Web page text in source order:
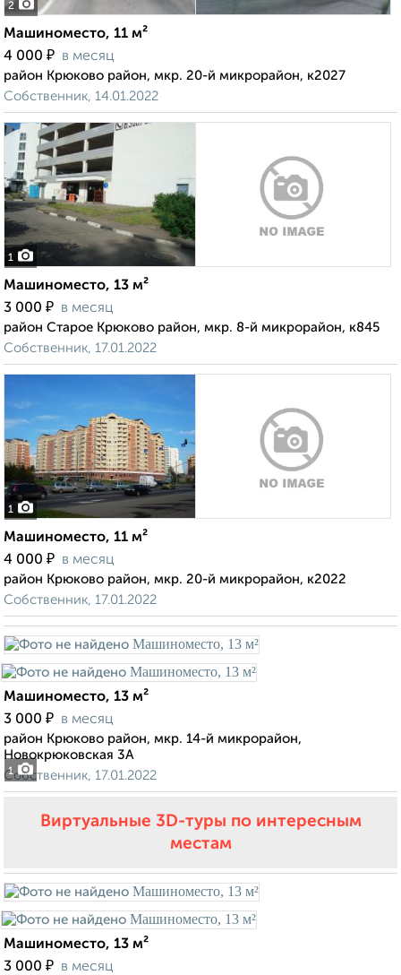
2
Машиноместо, 11 м²
4 000 ₽ в месяц
район Крюково район, мкр. 20-й микрорайон, к2027
Собственник, 14.01.2022
1
Машиноместо, 13 м²
3 000 ₽ в месяц
район Старое Крюково район, мкр. 8-й микрорайон, к845
Собственник, 17.01.2022
1
Машиноместо, 11 м²
4 000 ₽ в месяц
район Крюково район, мкр. 20-й микрорайон, к2022
Собственник, 17.01.2022
1
Машиноместо, 13 м²
3 000 ₽ в месяц
район Крюково район, мкр. 14-й микрорайон,
Новокрюковская 3А
Собственник, 17.01.2022
Виртуальные 3D-туры по интересным
местам
Машиноместо, 13 м²
3 000 ₽ в месяц